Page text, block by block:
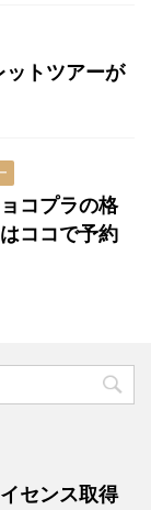
ットツアーが
コプラの格
ココで予約
センス取得